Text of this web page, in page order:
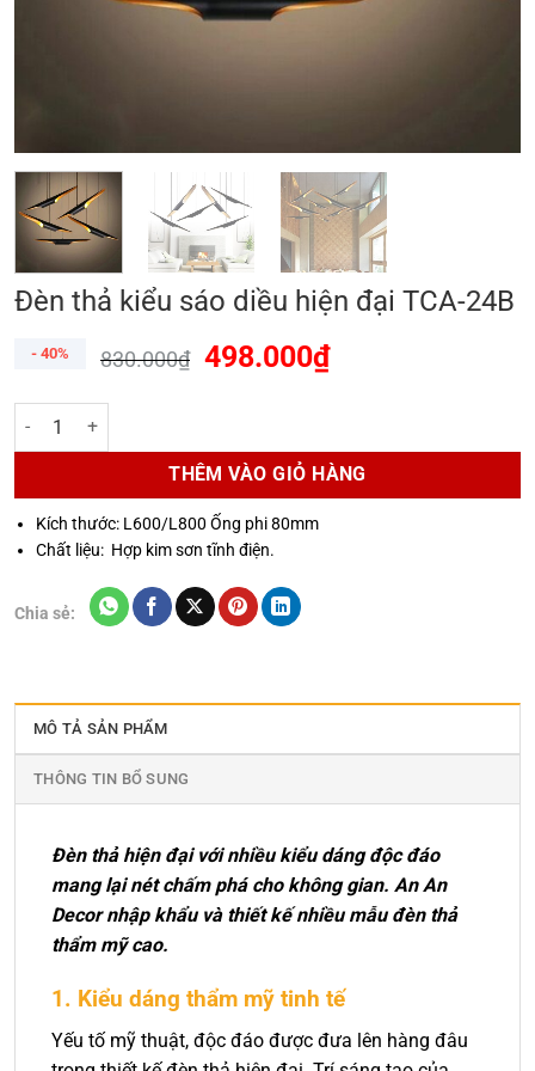
Đèn thả kiểu sáo diều hiện đại TCA-24B
- 40% 830.000₫ 498.000₫
Đèn thả kiểu sáo diều hiện đại TCA-24B số lượng
THÊM VÀO GIỎ HÀNG
Kích thước: L600/L800 Ống phi 80mm
Chất liệu: Hợp kim sơn tĩnh điện.
Chia sẻ:
MÔ TẢ SẢN PHẨM
THÔNG TIN BỔ SUNG
Đèn thả hiện đại với nhiều kiểu dáng độc đáo
mang lại nét chấm phá cho không gian. An An
Decor nhập khẩu và thiết kế nhiều mẫu đèn thả
thẩm mỹ cao.
1. Kiểu dáng thẩm mỹ tinh tế
Yếu tố mỹ thuật, độc đáo được đưa lên hàng đâu